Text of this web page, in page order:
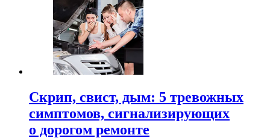
Скрип, свист, дым: 5 тревожных
симптомов, сигнализирующих
о дорогом ремонте